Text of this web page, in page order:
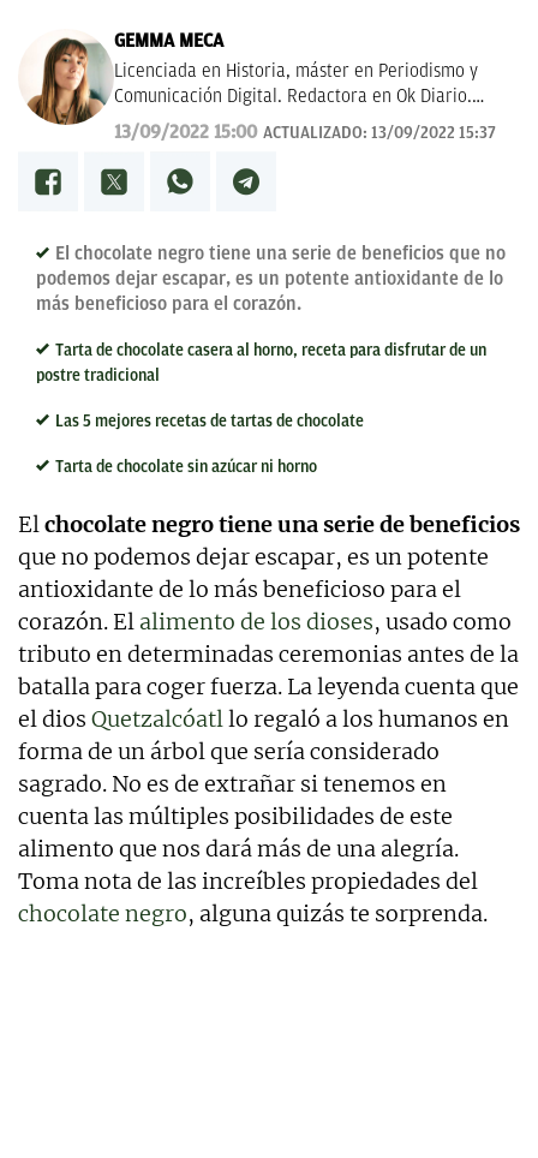
GEMMA MECA
Licenciada en Historia, máster en Periodismo y
Comunicación Digital. Redactora en Ok Diario.
Cuento historias, soy amante de los astros, sigo a la
luna, los TT de Twitter y las tendencias en moda.
Experta en noticias de consumo, lifestyle, recetas y
Lotería de Navidad.
13/09/2022 15:00 ACTUALIZADO: 13/09/2022 15:37
El chocolate negro tiene una serie de beneficios que no
podemos dejar escapar, es un potente antioxidante de lo
más beneficioso para el corazón.
Tarta de chocolate casera al horno, receta para disfrutar de un
postre tradicional
Las 5 mejores recetas de tartas de chocolate
Tarta de chocolate sin azúcar ni horno
Elchocolate negro tiene una serie de beneficios
que no podemos dejar escapar, es un potente
antioxidante de lo más beneficioso para el
corazón. El alimento de los dioses, usado como
tributo en determinadas ceremonias antes de la
batalla para coger fuerza. La leyenda cuenta que
el dios Quetzalcóatllo regaló a los humanos en
forma de un árbol que sería considerado
sagrado. No es de extrañar si tenemos en
cuenta las múltiples posibilidades de este
alimento que nos dará más de una alegría.
Toma nota de las increíbles propiedades del
chocolate negro, alguna quizás te sorprenda.